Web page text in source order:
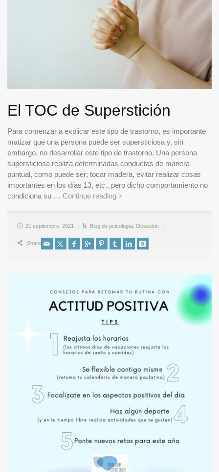
El TOC de Superstición
Para comenzar a explicar este tipo de trastorno, es importante
matizar que una persona puede ser supersticiosa y, sin
embargo, no desarrollar este tipo de trastorno. Una persona
supersticiosa realiza determinadas conductas de manera
puntual, como puede ser; tocar madera, evitar realizar cosas
importantes en los días 13, etc., pero dicho comportamiento no
condiciona su … Continue reading
21 septiembre, 2021 Blog de psicología Obsesión
Share